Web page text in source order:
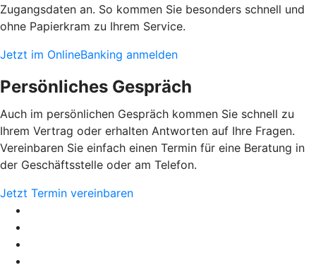
Zugangsdaten an. So kommen Sie besonders schnell und
ohne Papierkram zu Ihrem Service.
Jetzt im OnlineBanking anmelden
Persönliches Gespräch
Auch im persönlichen Gespräch kommen Sie schnell zu
Ihrem Vertrag oder erhalten Antworten auf Ihre Fragen.
Vereinbaren Sie einfach einen Termin für eine Beratung in
der Geschäftsstelle oder am Telefon.
Jetzt Termin vereinbaren